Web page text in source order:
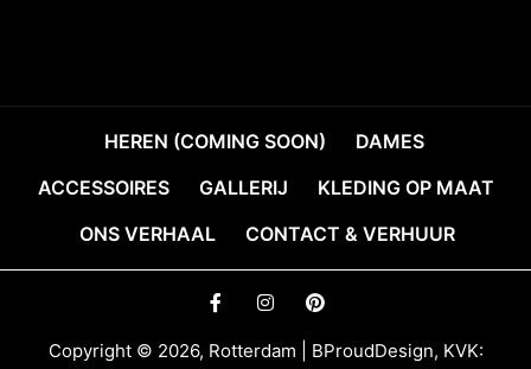
HEREN (COMING SOON)
DAMES
ACCESSOIRES
GALLERIJ
KLEDING OP MAAT
ONS VERHAAL
CONTACT & VERHUUR
Copyright © 2026, Rotterdam | BProudDesign, KVK: